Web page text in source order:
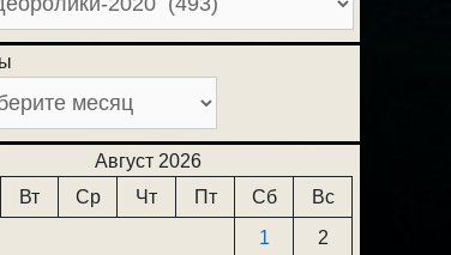
Август 2026
Вт Ср Чт Пт Сб
Вс
1
2